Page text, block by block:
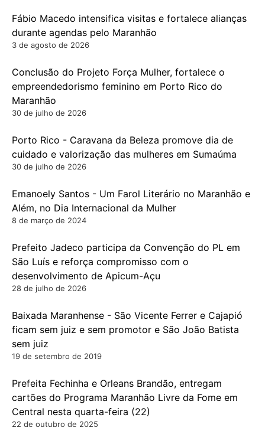
Fábio Macedo intensifica visitas e fortalece alianças
durante agendas pelo Maranhão
3 de agosto de 2026
Conclusão do Projeto Força Mulher, fortalece o
empreendedorismo feminino em Porto Rico do
Maranhão
30 de julho de 2026
Porto Rico - Caravana da Beleza promove dia de
cuidado e valorização das mulheres em Sumaúma
30 de julho de 2026
Emanoely Santos - Um Farol Literário no Maranhão e
Além, no Dia Internacional da Mulher
8 de março de 2024
Prefeito Jadeco participa da Convenção do PL em
São Luís e reforça compromisso com o
desenvolvimento de Apicum-Açu
28 de julho de 2026
Baixada Maranhense - São Vicente Ferrer e Cajapió
ficam sem juiz e sem promotor e São João Batista
sem juiz
19 de setembro de 2019
Prefeita Fechinha e Orleans Brandão, entregam
cartões do Programa Maranhão Livre da Fome em
Central nesta quarta-feira (22)
22 de outubro de 2025